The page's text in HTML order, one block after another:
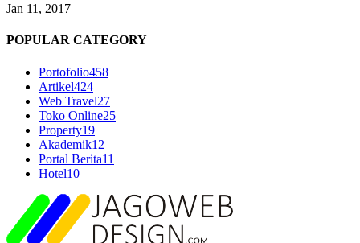
Jan 11, 2017
POPULAR CATEGORY
Portofolio458
Artikel424
Web Travel27
Toko Online25
Property19
Akademik12
Portal Berita11
Hotel10